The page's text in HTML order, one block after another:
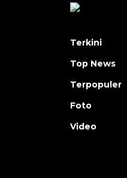
Terkini
Top News
Terpopuler
Foto
Video